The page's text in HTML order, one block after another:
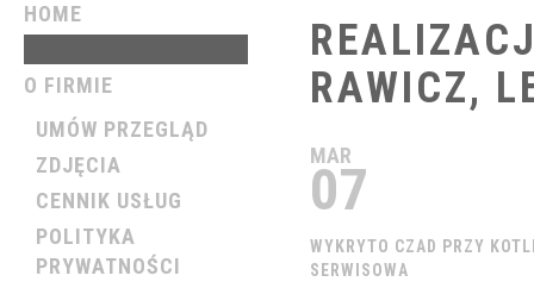
HOME
O FIRMIE
UMÓW PRZEGLĄD
ZDJĘCIA
CENNIK USŁUG
POLITYKA
PRYWATNOŚCI
RAWICZ,
MAR
07
WYKRYTO CZAD PRZY
SERWISOWA